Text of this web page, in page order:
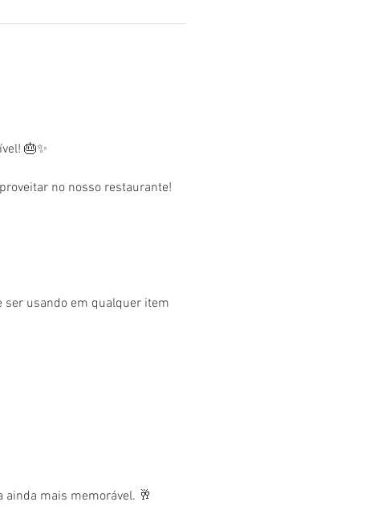
🎂✨
no nosso restaurante!
ser usando em qualquer item
ainda mais memorável. 🥂